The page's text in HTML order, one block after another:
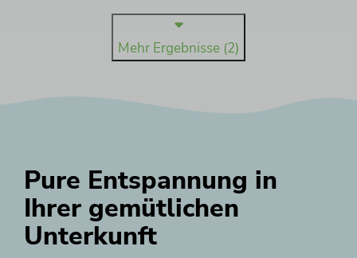
Mehr Ergebnisse (2)
Pure Entspannung in
Ihrer gemütlichen
Unterkunft